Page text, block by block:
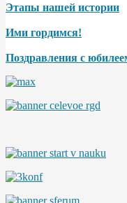
Этапы нашей истории
Ими гордимся!
Поздравления с